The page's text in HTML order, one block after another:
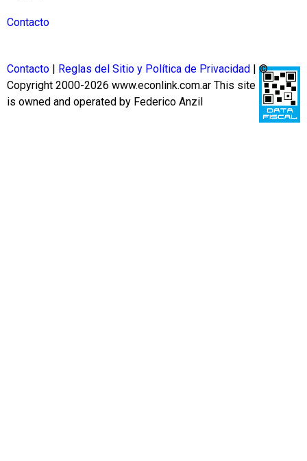
Contacto
Contacto Reglas del Sitio y Política de Privacidad
| ©
Copyright 2000-2026 www.econlink.com.ar This site
is owned and operated by Federico Anzil